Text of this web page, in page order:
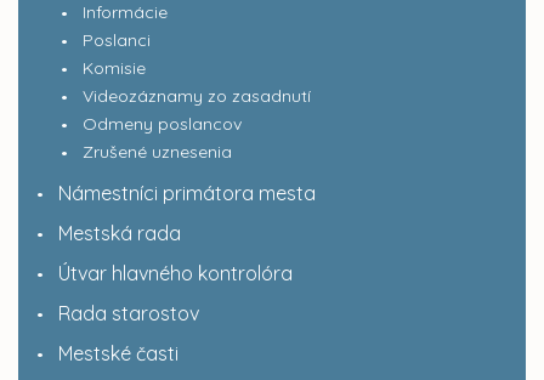
Informácie
Poslanci
Komisie
Videozáznamy zo zasadnutí
Odmeny poslancov
Zrušené uznesenia
Námestníci primátora mesta
Mestská rada
Útvar hlavného kontrolóra
Rada starostov
Mestské časti